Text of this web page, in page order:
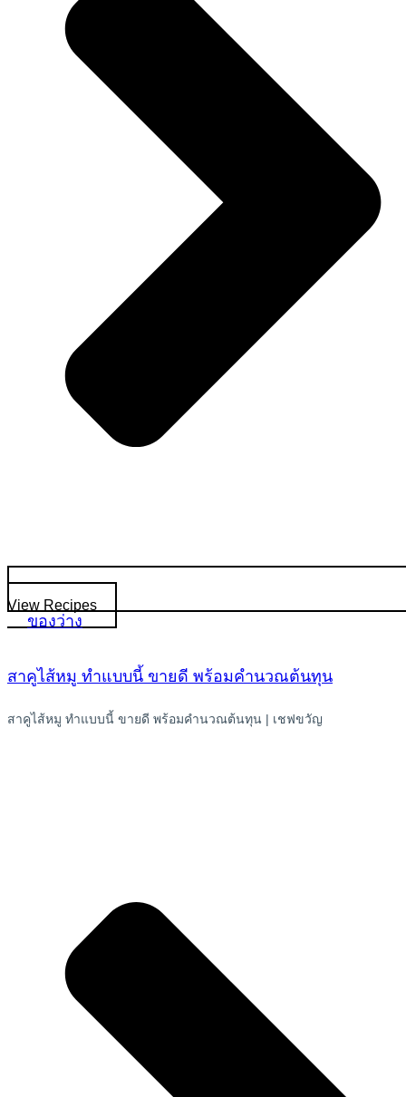
View Recipes
ของว่าง
สาคูไส้หมู ทำแบบนี้ ขายดี พร้อมคำนวณต้นทุน
สาคูไส้หมู ทำแบบนี้ ขายดี พร้อมคำนวณต้นทุน | เชฟขวัญ